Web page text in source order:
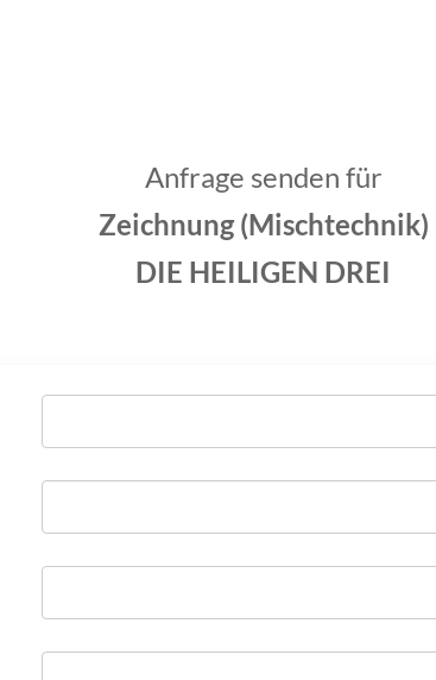
Anfrage senden für
Zeichnung (Mischtechnik)
DIE HEILIGEN DREI